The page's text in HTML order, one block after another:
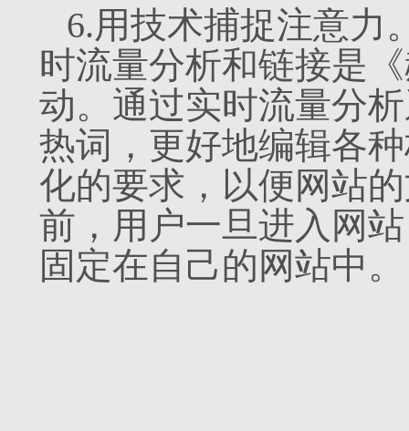
6.用技术捕捉注意力
时流量分析和链接是
动。通过实时流量分
热词，更好地编辑各
化的要求，以便网站
前，用户一旦进入网
固定在自己的网站中。